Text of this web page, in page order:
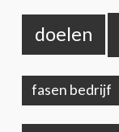
doelen
fasen bedrijf